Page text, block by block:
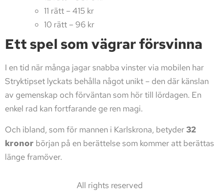
11 rätt – 415 kr
10 rätt – 96 kr
Ett spel som vägrar försvinna
I en tid när många jagar snabba vinster via mobilen har
Stryktipset lyckats behålla något unikt – den där känslan
av gemenskap och förväntan som hör till lördagen. En
enkel rad kan fortfarande ge ren magi.
Och ibland, som för mannen i Karlskrona, betyder32
kronor början på en berättelse som kommer att berättas
länge framöver.
All rights reserved